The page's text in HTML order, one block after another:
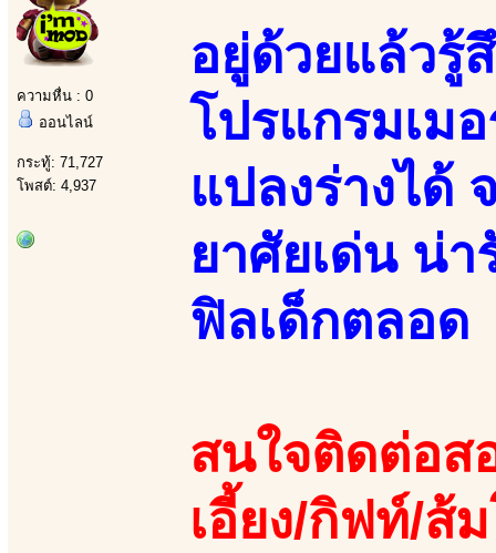
ความหื่น : 0
ออนไลน์
กระทู้: 71,727
โพสต์: 4,937
อยู่ด้วยแล้วรู้
โปรแกรมเม
แปลงร่างได้
ยาศัยเด่น น่า
ฟิลเด็กตลอด
สนใจติดต่อส
เอี้ยง/กิฟท์/ส้